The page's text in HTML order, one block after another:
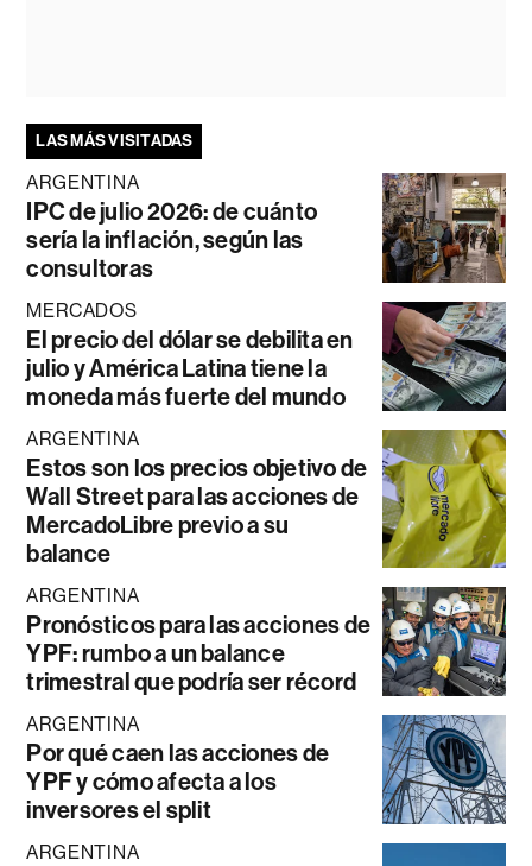
LAS MÁS VISITADAS
ARGENTINA
IPC de julio 2026: de cuánto
sería la inflación, según las
consultoras
MERCADOS
El precio del dólar se debilita en
julio y América Latina tiene la
moneda más fuerte del mundo
ARGENTINA
Estos son los precios objetivo de
Wall Street para las acciones de
MercadoLibre previo a su
balance
ARGENTINA
Pronósticos para las acciones de
YPF: rumbo a un balance
trimestral que podría ser récord
ARGENTINA
Por qué caen las acciones de
YPF y cómo afecta a los
inversores el split
ARGENTINA